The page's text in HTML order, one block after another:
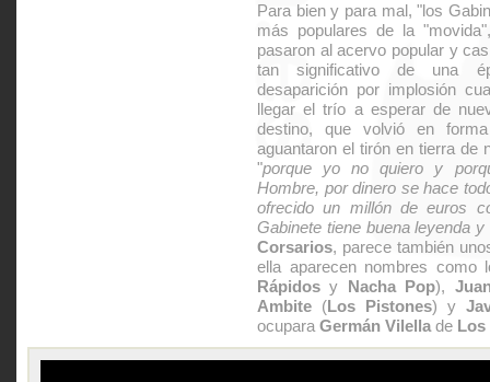
Para bien y para mal, "los
más populares de la
pasaron al acervo popular y
tan significativo de una
desaparición por implosión
llegar el trío a esperar de
destino, que volvió en
aguantaron el tirón en tierra de
"porque yo no quiero y
Hombre, por dinero se hace
ofrecido un millón de euros
Gabinete tiene buena leyenda
Corsarios, parece también
ella aparecen nombres como
Rápidos y Nacha Pop),
Ambite (Los Pistones) y
ocupara Germán Vilella de Los